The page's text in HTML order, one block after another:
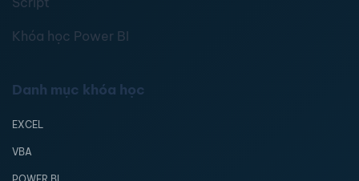
Khóa học Power BI
Danh mục khóa học
EXCEL
VBA